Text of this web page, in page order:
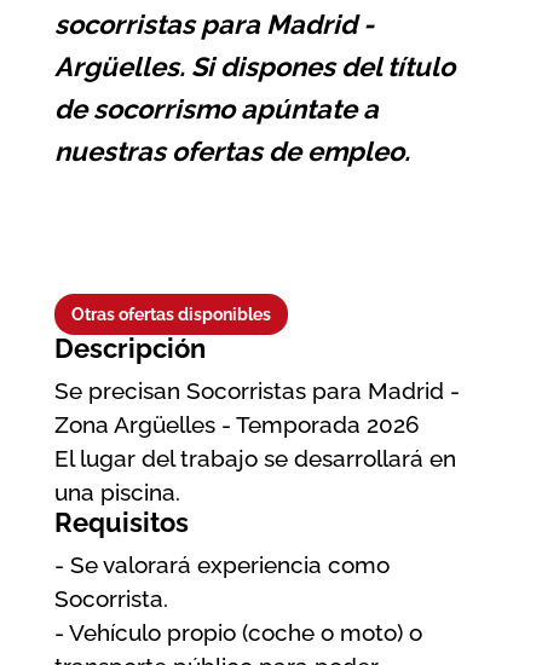
socorristas para Madrid -
Argüelles. Si dispones del título
de socorrismo apúntate a
nuestras ofertas de empleo.
Otras ofertas disponibles
Descripción
Se precisan Socorristas para Madrid -
Zona Argüelles - Temporada 2026
El lugar del trabajo se desarrollará en
una piscina.
Requisitos
- Se valorará experiencia como
Socorrista.
- Vehículo propio (coche o moto) o